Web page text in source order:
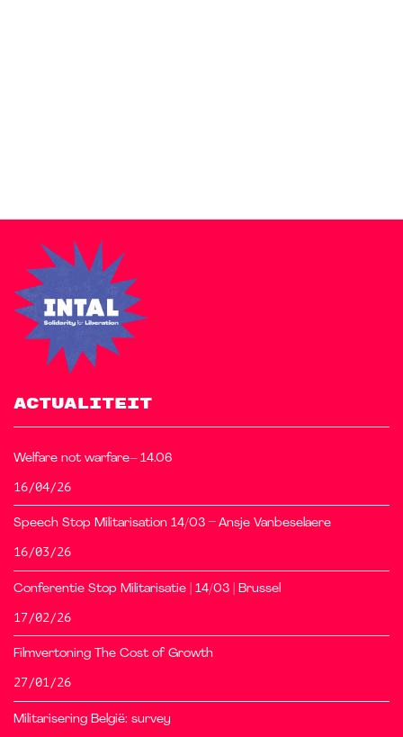
ACTUALITEIT
Welfare not warfare– 14.06
16/04/26
Speech Stop Militarisation 14/03 – Ansje Vanbeselaere
16/03/26
Conferentie Stop Militarisatie | 14/03 | Brussel
17/02/26
Filmvertoning The Cost of Growth
27/01/26
Militarisering België: survey